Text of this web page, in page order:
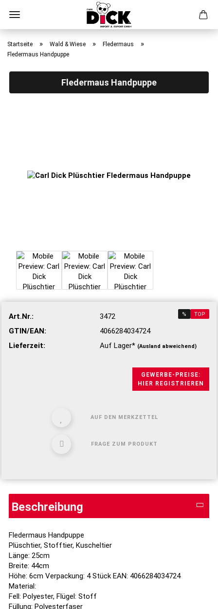
Direkt
zum
Hauptinhalt
Startseite » Wald & Wiese » Fledermaus »
Fledermaus Handpuppe
Fledermaus Handpuppe
% TOP
Art.Nr.:
3472
GTIN/EAN:
4066284034724
Lieferzeit:
Auf Lager* (Ausland abweichend)
GEWERBE-PREISE:
HIER REGISTRIEREN
AUF DEN MERKZETTEL
FRAGE ZUM PRODUKT
Beschreibung
Fledermaus Handpuppe
Plüschtier, Stofftier, Kuscheltier
Länge: 25cm
Breite: 44cm
Höhe: 6cm Verpackung: 4 Stück EAN: 4066284034724
Material:
Fell: Polyester, Flügel: Stoff
Füllung: Polyesterfaser